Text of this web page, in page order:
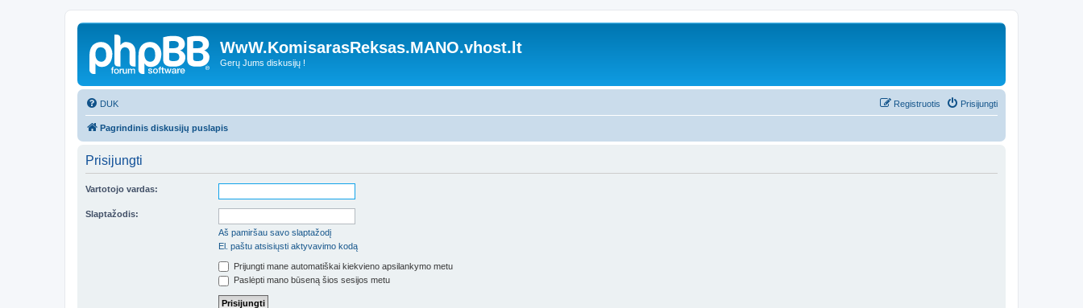
WwW.KomisarasReksas.MANO.vhost.lt
Gerų Jums diskusijų !
DUK Prisijungti
Registruotis
Pagrindinis diskusijų puslapis
Prisijungti
Vartotojo vardas:
Slaptažodis:
Aš pamiršau savo slaptažodį
El. paštu atsisiųsti aktyvavimo kodą
Prijungti mane automatiškai kiekvieno apsilankymo metu
Paslėpti mano būseną šios sesijos metu